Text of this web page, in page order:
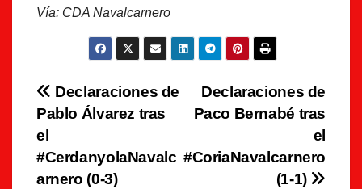
Vía: CDA Navalcarnero
Navegación
de
entradas
Declaraciones de
Paco Bernabé tras
el
#CoriaNavalcarnero
(1-1)
Declaraciones de
Pablo Álvarez tras
el
#CerdanyolaNavalc
arnero (0-3)